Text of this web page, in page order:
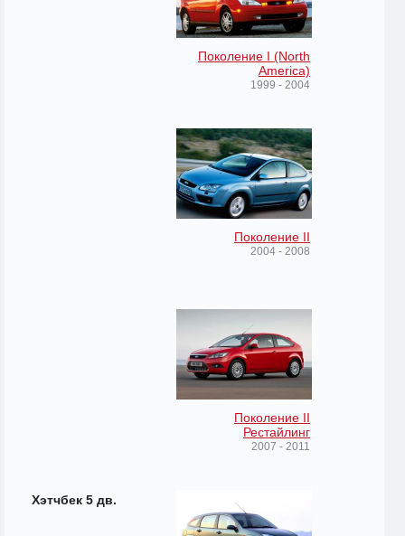
Поколение I (North
America)
1999 - 2004
Поколение II
2004 - 2008
Поколение II
Рестайлинг
2007 - 2011
Хэтчбек 5 дв.